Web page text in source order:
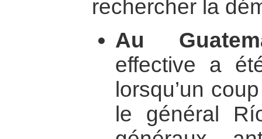
rechercher la
Au
effective a
lorsqu’un
le général